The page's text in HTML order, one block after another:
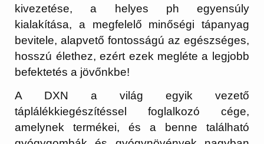
kivezetése, a helyes ph egyensúly
kialakítása, a megfelelő minőségi tápanyag
bevitele, alapvető fontosságú az egészséges,
hosszú élethez, ezért ezek megléte a legjobb
befektetés a jövőnkbe!
A DXN a világ egyik vezető
táplálékkiegészítéssel foglalkozó cége,
amelynek termékei, és a benne található